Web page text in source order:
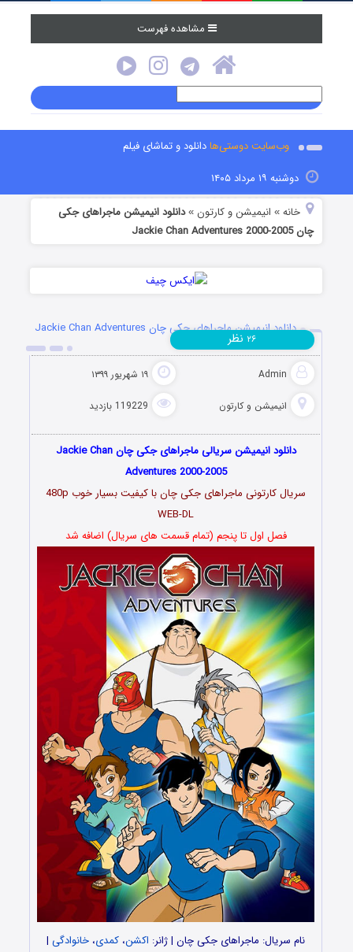
مشاهده فهرست
وب‌سایت دوستی‌هادانلود و تماشای فیلم
دوشنبه ۱۹ مرداد ۱۴۰۵
خانه » انیمیشن و کارتون »دانلود انیمیشن ماجراهای جکی
چان Jackie Chan Adventures 2000-2005
دانلود انیمیشن ماجراهای جکی چان Jackie Chan Adventures
2000-2005
Admin ۱۹ شهریور ۱۳۹۹
انیمیشن و کارتون 119229 بازدید
۲۶ نظر
دانلود انیمیشن سریالی ماجراهای جکی چان Jackie Chan
Adventures 2000-2005
سریال کارتونی ماجراهای جکی چان با کیفیت بسیار خوب 480p
WEB-DL
فصل اول تا پنجم (تمام قسمت های سریال) اضافه شد
نام سریال: ماجراهای جکی چان | ژانر: اکشن، کمدی، خانوادگی |